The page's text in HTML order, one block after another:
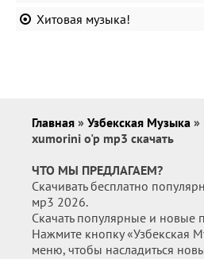
Хитовая музыка!
Главная » Узбекская Музыка »
xumorini o'p mp3 скачать
ЧТО МЫ ПРЕДЛАГАЕМ?
Скачивать бесплатно
мр3 2026.
Скачать популярные и новые
Нажмите кнопку «Узбекская
меню, чтобы насладиться